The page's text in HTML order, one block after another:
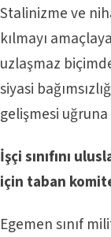
Stalinizme ve
kılmayı
uzlaşmaz
siyasi
gelişmesi
İşçi sınıfını
için taban
Egemen sınıf